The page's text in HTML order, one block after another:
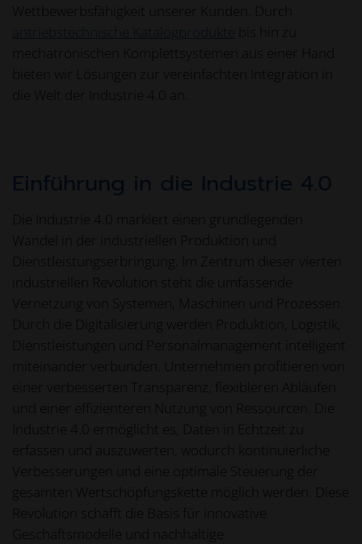
Wettbewerbsfähigkeit unserer Kunden. Durch
antriebstechnische Katalogprodukte
bis hin zu
mechatronischen Komplettsystemen aus einer Hand
bieten wir Lösungen zur vereinfachten Integration in
die Welt der Industrie 4.0 an.
Einführung in die Industrie 4.0
Die Industrie 4.0 markiert einen grundlegenden
Wandel in der industriellen Produktion und
Dienstleistungserbringung. Im Zentrum dieser vierten
industriellen Revolution steht die umfassende
Vernetzung von Systemen, Maschinen und Prozessen.
Durch die Digitalisierung werden Produktion, Logistik,
Dienstleistungen und Personalmanagement intelligent
miteinander verbunden. Unternehmen profitieren von
einer verbesserten Transparenz, flexibleren Abläufen
und einer effizienteren Nutzung von Ressourcen. Die
Industrie 4.0 ermöglicht es, Daten in Echtzeit zu
erfassen und auszuwerten, wodurch kontinuierliche
Verbesserungen und eine optimale Steuerung der
gesamten Wertschöpfungskette möglich werden. Diese
Revolution schafft die Basis für innovative
Geschäftsmodelle und nachhaltige